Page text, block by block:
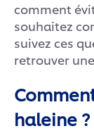
comment
souhaitez
suivez ces
retrouver
haleine